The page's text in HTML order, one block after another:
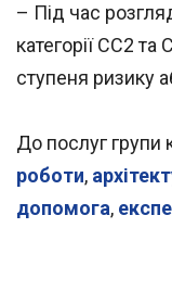
– Під час
категорії СС2
ступеня ризику
До послуг групи
роботи,
допомога,